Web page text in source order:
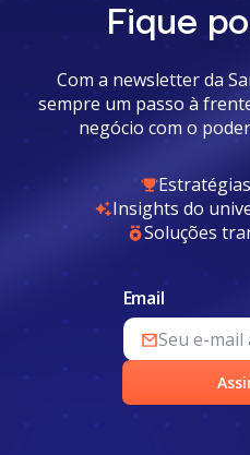
Fique
Com a newsletter da
sempre um passo à
negócio com o
Insights do
Soluções
Email